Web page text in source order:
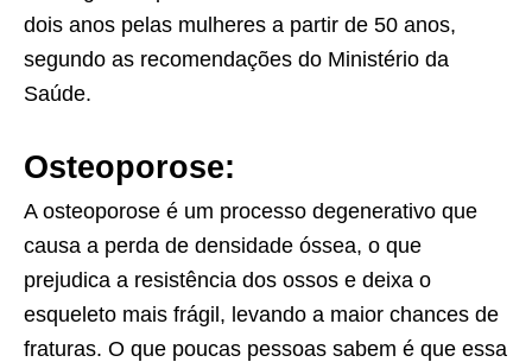
dois anos pelas mulheres a partir de 50 anos,
segundo as recomendações do Ministério da
Saúde.
Osteoporose:
A osteoporose é um processo degenerativo que
causa a perda de densidade óssea, o que
prejudica a resistência dos ossos e deixa o
esqueleto mais frágil, levando a maior chances de
fraturas. O que poucas pessoas sabem é que essa